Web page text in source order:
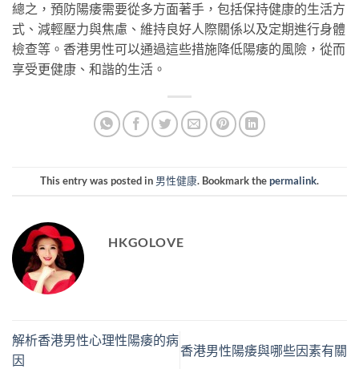
總之，預防陽痿需要從多方面著手，包括保持健康的生活方
式、減輕壓力與焦慮、維持良好人際關係以及定期進行身體
檢查等。香港男性可以通過這些措施降低陽痿的風險，從而
享受更健康、和諧的生活。
This entry was posted in 男性健康. Bookmark thepermalink.
HKGOLOVE
解析香港男性心理性陽痿的病
因
香港男性陽痿與哪些因素有關